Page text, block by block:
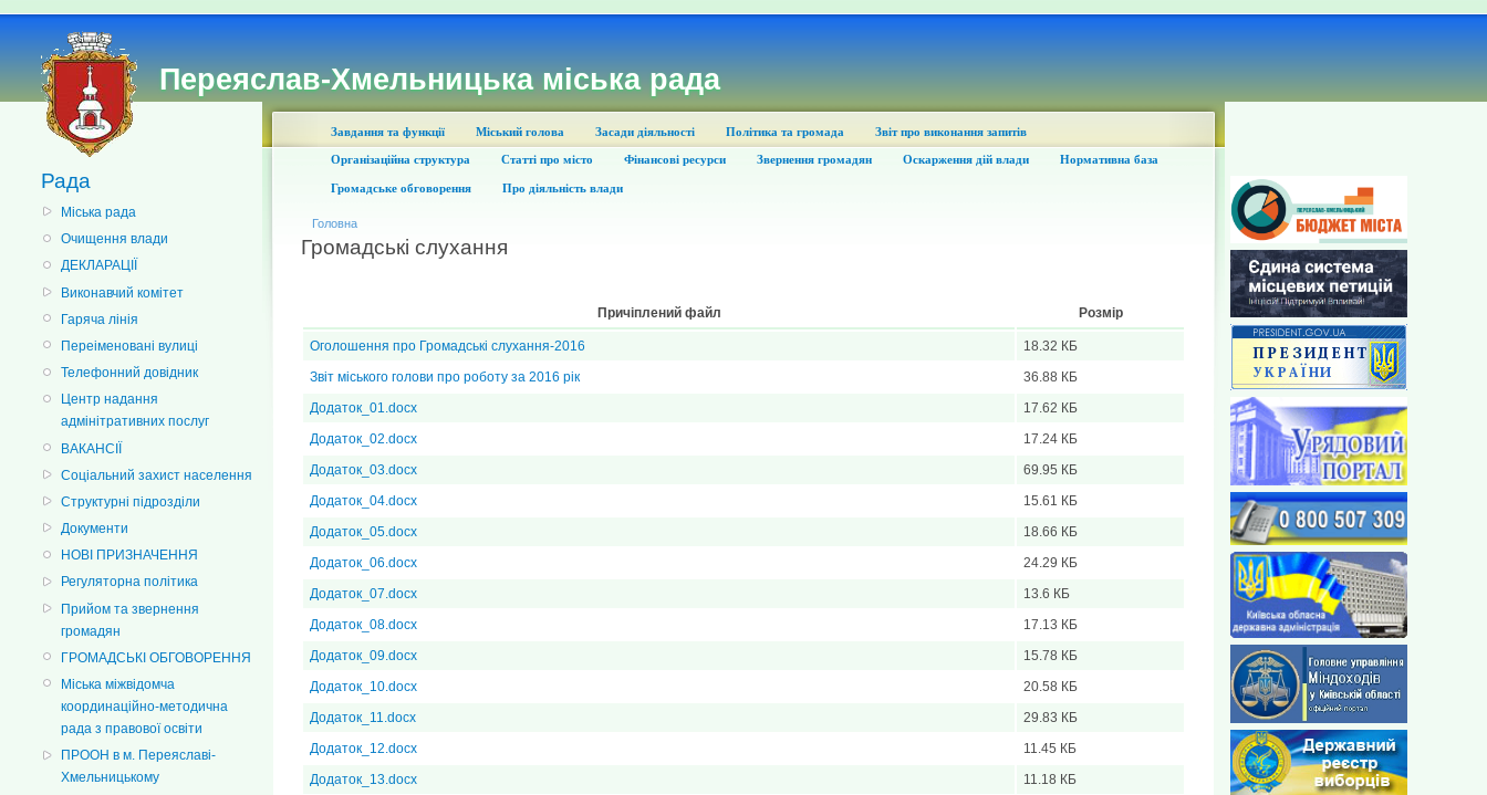
Переяслав-Хмельницька міська рада
Рада
Міська рада
Очищення влади
ДЕКЛАРАЦІЇ
Виконавчий комітет
Гаряча лінія
Переіменовані вулиці
Телефонний довідник
Центр надання
адмінітративних послуг
ВАКАНСІЇ
Соціальний захист населення
Структурні підрозділи
Документи
НОВІ ПРИЗНАЧЕННЯ
Регуляторна політика
Прийом та звернення
громадян
ГРОМАДСЬКІ ОБГОВОРЕННЯ
Міська міжвідомча
координаційно-методична
рада з правової освіти
ПРООН в м. Переяславі-
Хмельницькому
Завдання та функції Міський голова Засади діяльності Політика та громада Звіт про виконання запитів
Організаційна структура Статті про місто Фінансові ресурси Звернення громадян Оскарження дій влади Нормативна база
Громадське обговорення Про діяльність влади
Головна
Громадські слухання
Причіплений файл Розмір
Оголошення про Громадські слухання-2016
18.32 КБ
Звіт міського голови про роботу за 2016 рік
36.88 КБ
Додаток_01.docx
17.62 КБ
Додаток_02.docx
17.24 КБ
Додаток_03.docx
69.95 КБ
Додаток_04.docx
15.61 КБ
Додаток_05.docx
18.66 КБ
Додаток_06.docx
24.29 КБ
Додаток_07.docx
13.6 КБ
Додаток_08.docx
17.13 КБ
Додаток_09.docx
15.78 КБ
Додаток_10.docx
20.58 КБ
Додаток_11.docx
29.83 КБ
Додаток_12.docx
11.45 КБ
Додаток_13.docx
11.18 КБ